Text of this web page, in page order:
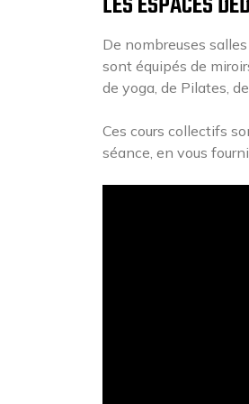
De nombreuses
sont équipés de
de yoga, de Pilates,
Ces cours collectifs
séance, en vous